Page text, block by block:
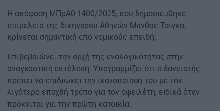
Η απόφαση ΜΠρΑθ 1400/2025, που δημοσιεύθηκε
επιμελεία της δικηγόρου Αθηνών Μάνθας Τσίγκα,
κρίνεται σημαντική από νομικούς επειδή:
Επιβεβαιώνει την αρχή της αναλογικότητας στην
αναγκαστική εκτέλεση: Υπογραμμίζει ότι ο δανειστής
πρέπει να επιδιώκει την ικανοποίησή του με τον
λιγότερο επαχθή τρόπο για τον οφειλέτη, ειδικά όταν
πρόκειται για την πρώτη κατοικία.